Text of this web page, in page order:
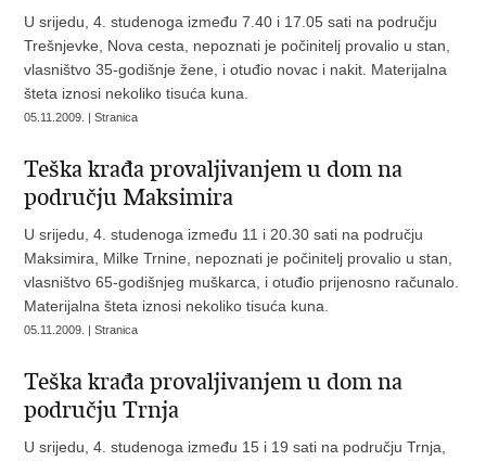
U srijedu, 4. studenoga između 7.40 i 17.05 sati na području
Trešnjevke, Nova cesta, nepoznati je počinitelj provalio u stan,
vlasništvo 35-godišnje žene, i otuđio novac i nakit. Materijalna
šteta iznosi nekoliko tisuća kuna.
05.11.2009. | Stranica
Teška krađa provaljivanjem u dom na
području Maksimira
U srijedu, 4. studenoga između 11 i 20.30 sati na području
Maksimira, Milke Trnine, nepoznati je počinitelj provalio u stan,
vlasništvo 65-godišnjeg muškarca, i otuđio prijenosno računalo.
Materijalna šteta iznosi nekoliko tisuća kuna.
05.11.2009. | Stranica
Teška krađa provaljivanjem u dom na
području Trnja
U srijedu, 4. studenoga između 15 i 19 sati na području Trnja,